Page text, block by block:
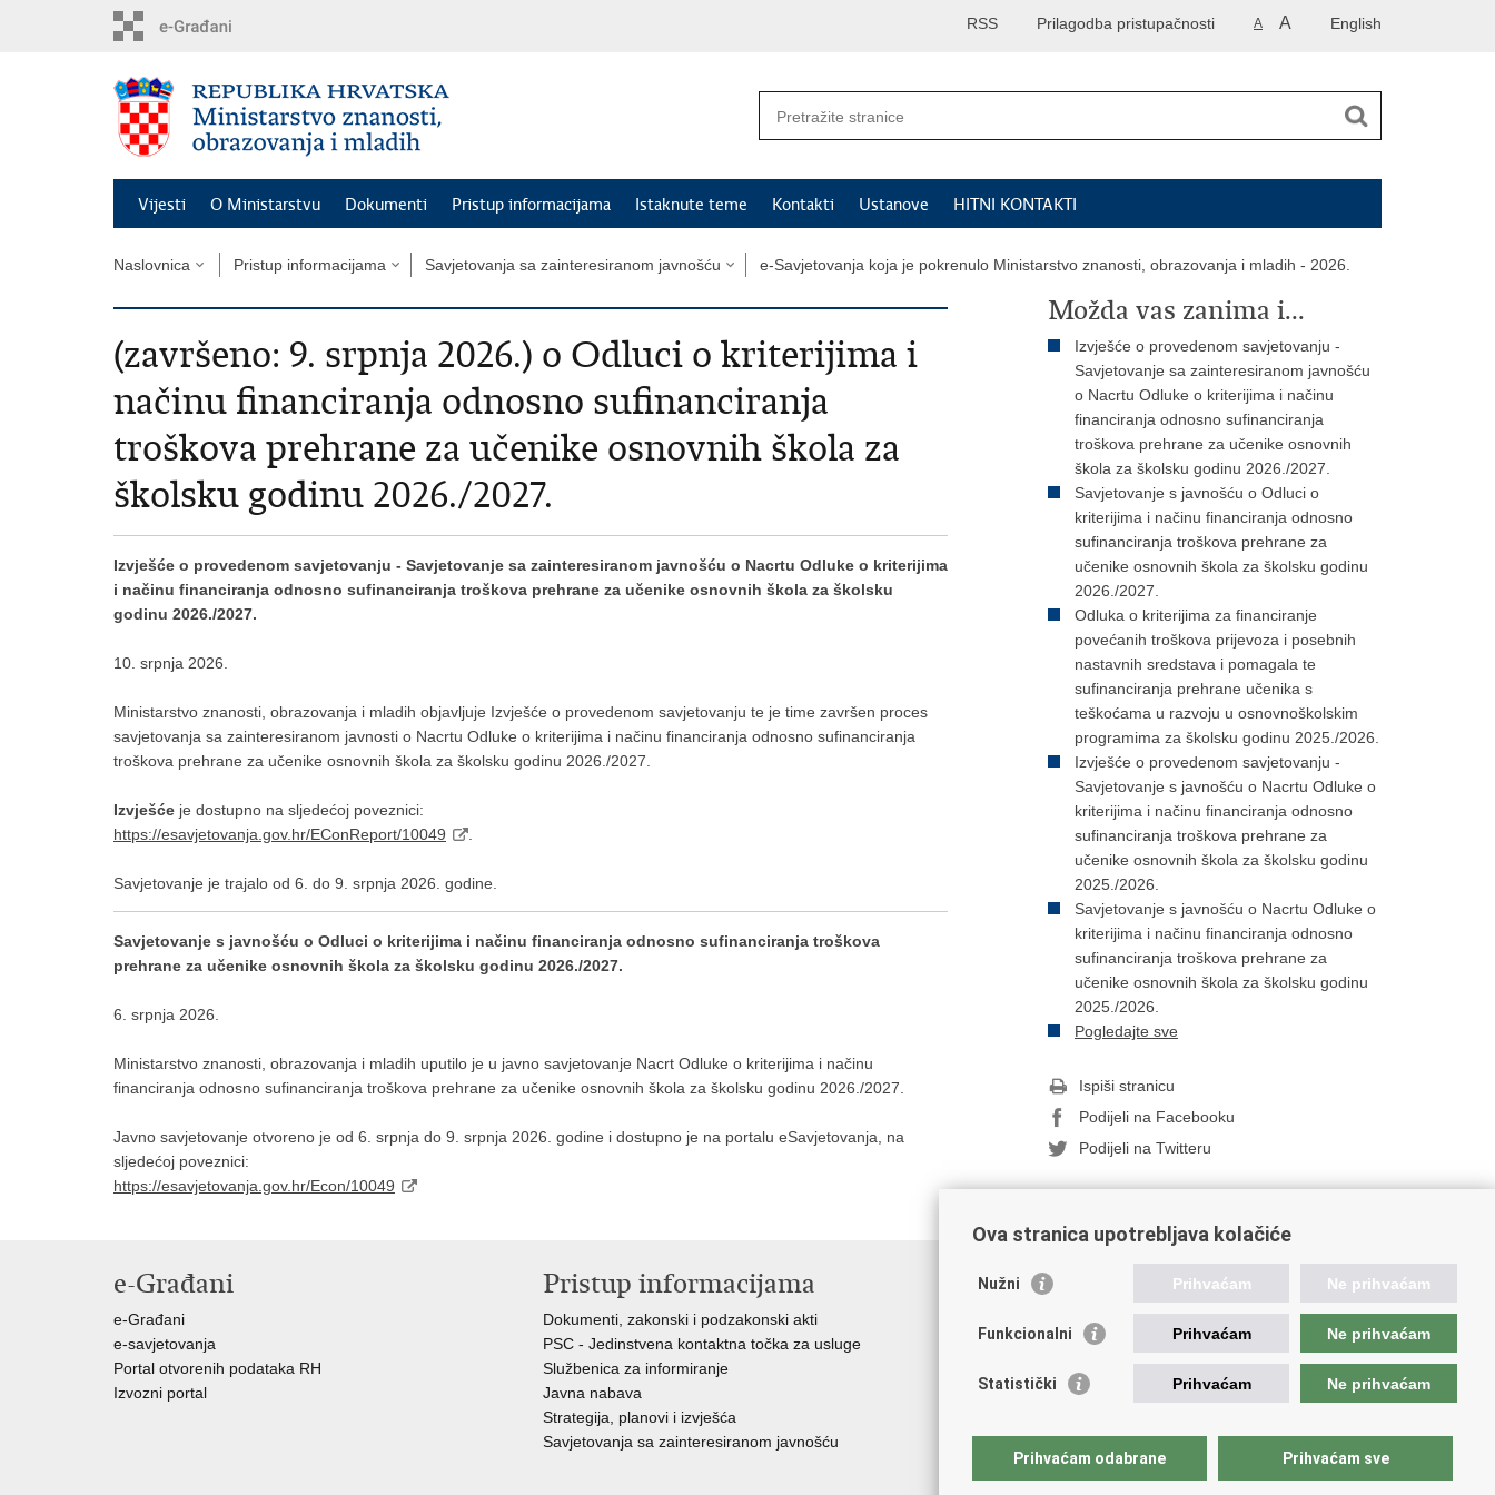
English
A A
Prilagodba pristupačnosti
RSS
Vijesti O Ministarstvu Dokumenti Pristup informacijama Istaknute teme Kontakti Ustanove HITNI KONTAKTI
Naslovnica Pristup informacijama Savjetovanja sa zainteresiranom javnošću e-Savjetovanja koja je pokrenulo Ministarstvo znanosti, obrazovanja i mladih - 2026.
(završeno: 9. srpnja 2026.) o Odluci o kriterijima i
načinu financiranja odnosno sufinanciranja
troškova prehrane za učenike osnovnih škola za
školsku godinu 2026./2027.
Izvješće o provedenom savjetovanju - Savjetovanje sa zainteresiranom javnošću o Nacrtu Odluke o kriterijima
i načinu financiranja odnosno sufinanciranja troškova prehrane za učenike osnovnih škola za školsku
godinu 2026./2027.
10. srpnja 2026.
Ministarstvo znanosti, obrazovanja i mladih objavljuje Izvješće o provedenom savjetovanju te je time završen proces
savjetovanja sa zainteresiranom javnosti o Nacrtu Odluke o kriterijima i načinu financiranja odnosno sufinanciranja
troškova prehrane za učenike osnovnih škola za školsku godinu 2026./2027.
Izvješće je dostupno na sljedećoj poveznici:
https://esavjetovanja.gov.hr/EConReport/10049
Savjetovanje je trajalo od 6. do 9. srpnja 2026. godine.
Savjetovanje s javnošću o Odluci o kriterijima i načinu financiranja odnosno sufinanciranja troškova
prehrane za učenike osnovnih škola za školsku godinu 2026./2027.
6. srpnja 2026.
Ministarstvo znanosti, obrazovanja i mladih uputilo je u javno savjetovanje Nacrt Odluke o kriterijima i načinu
financiranja odnosno sufinanciranja troškova prehrane za učenike osnovnih škola za školsku godinu 2026./2027.
Javno savjetovanje otvoreno je od 6. srpnja do 9. srpnja 2026. godine i dostupno je na portalu eSavjetovanja, na
sljedećoj poveznici:
https://esavjetovanja.gov.hr/Econ/10049
Možda vas zanima i...
Izvješće o provedenom savjetovanju -
Savjetovanje sa zainteresiranom javnošću
o Nacrtu Odluke o kriterijima i načinu
financiranja odnosno sufinanciranja
troškova prehrane za učenike osnovnih
škola za školsku godinu 2026./2027.
Savjetovanje s javnošću o Odluci o
kriterijima i načinu financiranja odnosno
sufinanciranja troškova prehrane za
učenike osnovnih škola za školsku godinu
2026./2027.
Odluka o kriterijima za financiranje
povećanih troškova prijevoza i posebnih
nastavnih sredstava i pomagala te
sufinanciranja prehrane učenika s
teškoćama u razvoju u osnovnoškolskim
programima za školsku godinu 2025./2026.
Izvješće o provedenom savjetovanju -
Savjetovanje s javnošću o Nacrtu Odluke o
kriterijima i načinu financiranja odnosno
sufinanciranja troškova prehrane za
učenike osnovnih škola za školsku godinu
2025./2026.
Savjetovanje s javnošću o Nacrtu Odluke o
kriterijima i načinu financiranja odnosno
sufinanciranja troškova prehrane za
učenike osnovnih škola za školsku godinu
2025./2026.
Pogledajte sve
Ispiši stranicu
Podijeli na Facebooku
Podijeli na Twitteru
e-Građani
e-Građani
e-savjetovanja
Portal otvorenih podataka RH
Izvozni portal
Pristup informacijama
Dokumenti, zakonski i podzakonski akti
PSC - Jedinstvena kontaktna točka za usluge
Službenica za informiranje
Javna nabava
Strategija, planovi i izvješća
Savjetovanja sa zainteresiranom javnošću
Korisne poveznice
AZOO
AMPEU
NCVVO
Ova stranica upotrebljava kolačiće
Nužni Prihvaćam Ne prihvaćam
Funkcionalni Prihvaćam Ne prihvaćam
Statistički Prihvaćam Ne prihvaćam
Prihvaćam odabrane Prihvaćam sve